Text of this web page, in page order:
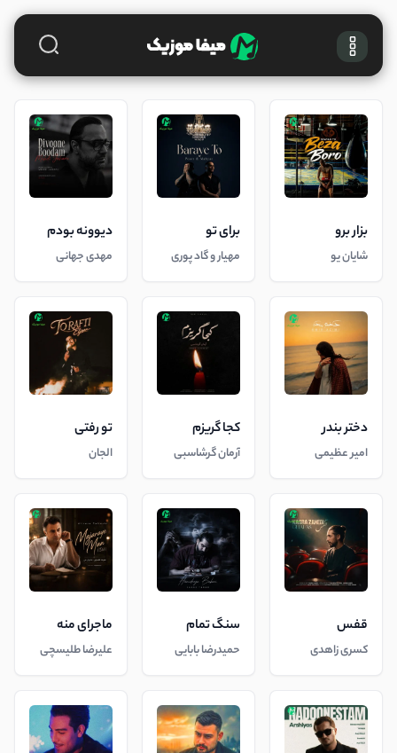
بزار برو
شایان یو
برای تو
مهیار و گاد پوری
دیوونه بودم
مهدی جهانی
دختر بندر
امیر عظیمی
کجا گریزم
آرمان گرشاسبی
تو رفتی
الجان
قفس
کسری زاهدی
سنگ تمام
حمیدرضا بابایی
ماجرای منه
علیرضا طلیسچی